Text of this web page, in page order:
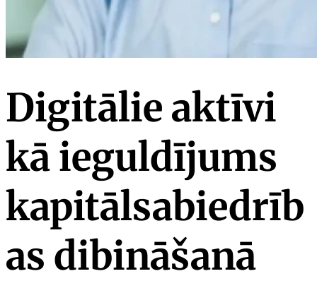
Digitālie aktīvi
kā ieguldījums
kapitālsabiedrīb
as dibināšanā